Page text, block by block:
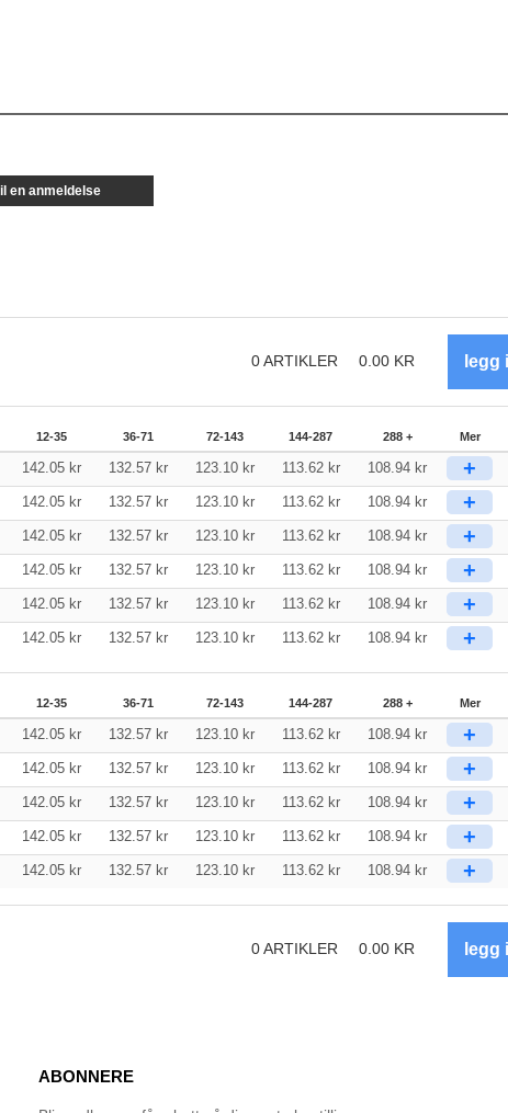
en anmeldelse
0ARTIKLER 0.00 KR
12-35 36-71 72-143 144-287 288 + Mer
142.05 kr 132.57 kr 123.10 kr 113.62 kr 108.94 kr +
142.05 kr 132.57 kr 123.10 kr 113.62 kr 108.94 kr +
142.05 kr 132.57 kr 123.10 kr 113.62 kr 108.94 kr +
142.05 kr 132.57 kr 123.10 kr 113.62 kr 108.94 kr +
142.05 kr 132.57 kr 123.10 kr 113.62 kr 108.94 kr +
142.05 kr 132.57 kr 123.10 kr 113.62 kr 108.94 kr +
12-35 36-71 72-143 144-287 288 + Mer
142.05 kr 132.57 kr 123.10 kr 113.62 kr 108.94 kr +
142.05 kr 132.57 kr 123.10 kr 113.62 kr 108.94 kr +
142.05 kr 132.57 kr 123.10 kr 113.62 kr 108.94 kr +
142.05 kr 132.57 kr 123.10 kr 113.62 kr 108.94 kr +
142.05 kr 132.57 kr 123.10 kr 113.62 kr 108.94 kr +
0ARTIKLER 0.00 KR
ABONNERE